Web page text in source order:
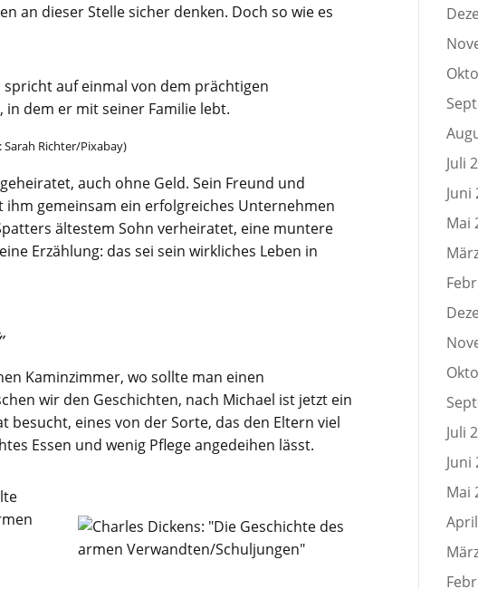
an dieser Stelle sicher denken. Doch so wie es
spricht auf einmal von dem prächtigen
in dem er mit seiner Familie lebt.
Sarah Richter/Pixabay)
auch ohne Geld. Sein Freund und
gemeinsam ein erfolgreiches Unternehmen
ältestem Sohn verheiratet, eine muntere
Erzählung: das sei sein wirkliches Leben in
„
Kaminzimmer, wo sollte man einen
wir den Geschichten, nach Michael ist jetzt ein
besucht, eines von der Sorte, das den Eltern viel
Essen und wenig Pflege angedeihen lässt.
Juli
Juni
Mai
Juli
Juni
Mai